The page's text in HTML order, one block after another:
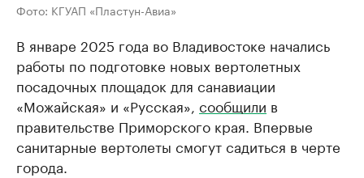
Фото: КГУАП «Пластун-Авиа»
В январе 2025 года во Владивостоке начались
работы по подготовке новых вертолетных
посадочных площадок для санавиации
«Можайская» и «Русская», сообщили в
правительстве Приморского края. Впервые
санитарные вертолеты смогут садиться в черте
города.